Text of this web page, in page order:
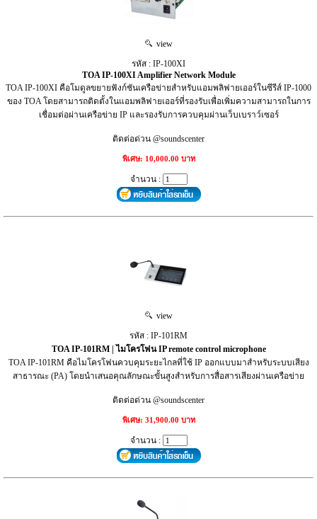
view
รหัส : IP-100XI
TOA IP-100XI Amplifier Network Module
TOA IP-100XI คือโมดูลขยายฟังก์ชันเครือข่ายสำหรับแอมพลิฟายเออร์ในซีรีส์ IP-1000
ของ TOA โดยสามารถติดตั้งในแอมพลิฟายเออร์ที่รองรับเพื่อเพิ่มความสามารถในการ
เชื่อมต่อผ่านเครือข่าย IP และรองรับการควบคุมผ่านเว็บเบราว์เซอร์
ติดต่อด่วน @soundscenter
พิเศษ: 10,000.00 บาท
จำนวน :
view
รหัส : IP-101RM
TOA IP-101RM | ไมโครโฟน IP remote control microphone
TOA IP-101RM คือไมโครโฟนควบคุมระยะไกลที่ใช้ IP ออกแบบมาสำหรับระบบเสียง
สาธารณะ (PA) โดยนำเสนอคุณลักษณะขั้นสูงสำหรับการสื่อสารเสียงผ่านเครือข่าย
ติดต่อด่วน @soundscenter
พิเศษ: 31,900.00 บาท
จำนวน :